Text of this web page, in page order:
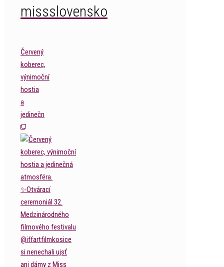
missslovensko
Červený
koberec,
výnimoční
hostia
a
jedinečn